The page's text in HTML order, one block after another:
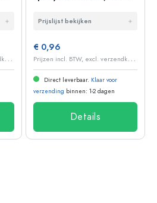
P
rijzen incl. BTW, excl. verzendkosten
opening: 24/410
Prijslijst bekijken
€ 0,96
P
rijzen incl. BTW, excl. verzendkosten
Direct leverbaar. Klaar voor
verzending binnen: 1-2 dagen
Details